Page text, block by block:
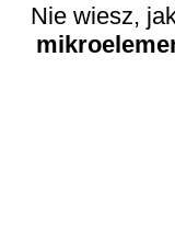
Nie wiesz,